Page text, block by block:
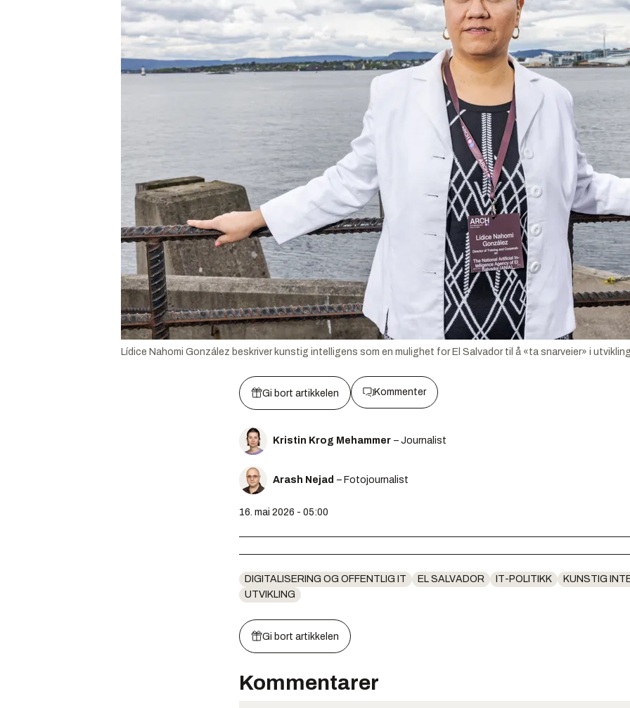
Lídice Nahomi González beskriver kunstig intelligens som en mulighet for El Salvador til å «ta snarveier» i
Gi bort artikkelen Kommenter
Kristin Krog Mehammer – Journalist
Arash Nejad – Fotojournalist
16. mai 2026 - 05:00
DIGITALISERING OG OFFENTLIG IT EL SALVADOR IT-POLITIKK
KUNSTIG
UTVIKLING
Gi bort artikkelen
Kommentarer